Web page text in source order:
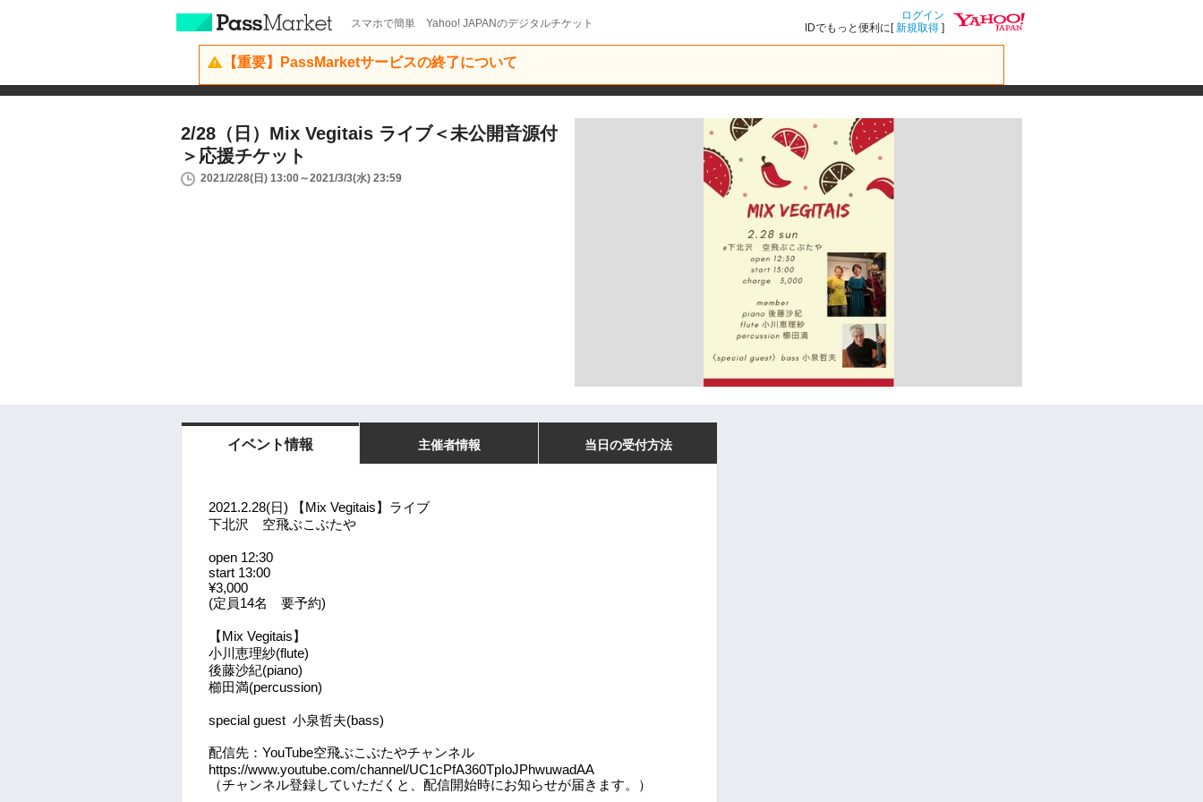
スマホで簡単 Yahoo! JAPANのデジタルチケット
ログイン
IDでもっと便利に[新規取得 ]
【重要】PassMarketサービスの終了について
2/28（日）Mix Vegitais ライブ＜未公開音源付
＞応援チケット
2021/2/28(日) 13:00～2021/3/3(水) 23:59
イベント情報 主催者情報 当日の受付方法
2021.2.28(日) 【Mix Vegitais】ライブ
下北沢 空飛ぶこぶたや
open 12:30
start 13:00
¥3,000
(定員14名 要予約)
【Mix Vegitais】
小川恵理紗(flute)
後藤沙紀(piano)
櫛田満(percussion)
special guest 小泉哲夫(bass)
配信先： YouTube空飛ぶこぶたやチャンネル
https://www.youtube.com/channel/UC1cPfA360TpIoJPhwuwadAA
（チャンネル登録していただくと、配信開始時にお知らせが届きます。）